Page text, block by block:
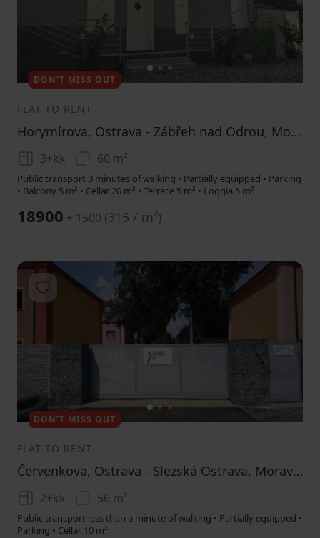
12 3
DON’T MISS OUT
FLAT TO RENT
Horymírova, Ostrava - Zábřeh nad Odrou, Moravskoslezský Region
3+kk 60 m²
Public transport 3 minutes of walking • Partially equipped • Parking
• Balcony 5 m² • Cellar 20 m² • Terrace 5 m² • Loggia 5 m²
18900 + 1500 (315 / m²)
12
Add to favorites
DON’T MISS OUT
FLAT TO RENT
Červenkova, Ostrava - Slezská Ostrava, Moravskoslezský Region
2+kk 56 m²
Public transport less than a minute of walking • Partially equipped •
Parking • Cellar 10 m²